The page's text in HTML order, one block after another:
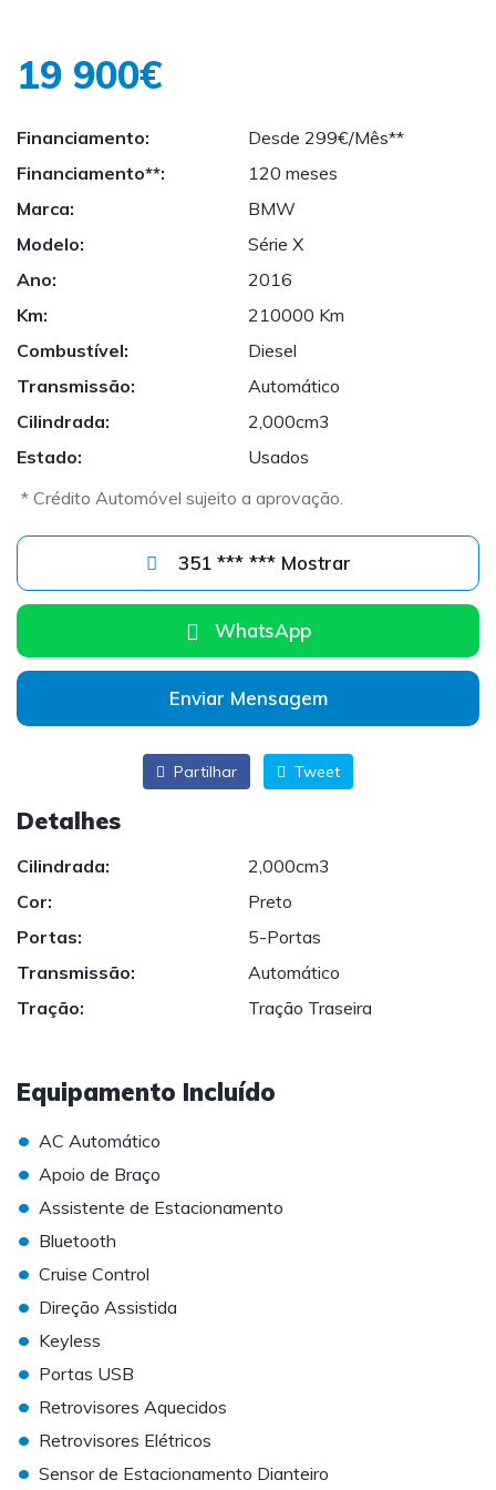
19 900€
Financiamento:
Desde 299€/Mês**
Financiamento**:
120 meses
Marca:
BMW
Modelo:
Série X
Ano:
2016
Km:
210000 Km
Combustível:
Diesel
Transmissão:
Automático
Cilindrada:
2,000cm3
Estado:
Usados
* Crédito Automóvel sujeito a aprovação.
351 *** *** Mostrar
WhatsApp
Enviar Mensagem
Partilhar Tweet
Detalhes
Cilindrada:
2,000cm3
Cor:
Preto
Portas:
5-Portas
Transmissão:
Automático
Tração:
Tração Traseira
Equipamento Incluído
• AC Automático
• Apoio de Braço
• Assistente de Estacionamento
• Bluetooth
• Cruise Control
• Direção Assistida
• Keyless
• Portas USB
• Retrovisores Aquecidos
• Retrovisores Elétricos
• Sensor de Estacionamento Dianteiro